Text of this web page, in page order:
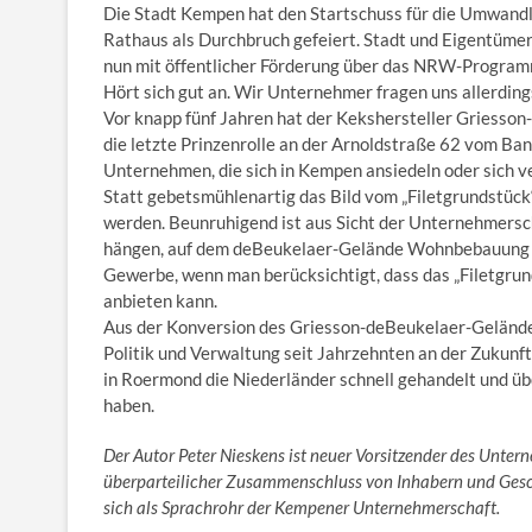
Die Stadt Kempen hat den Startschuss für die
Rathaus als Durchbruch gefeiert. Stadt und
nun mit öffentlicher Förderung über das NRW-
Hört sich gut an. Wir Unternehmer fragen uns
Vor knapp fünf Jahren hat der Kekshersteller
die letzte Prinzenrolle an der Arnoldstraße 62 vom
Unternehmen, die sich in Kempen ansiedeln oder sich
Statt gebetsmühlenartig das Bild vom
werden. Beunruhigend ist aus Sicht der
hängen, auf dem deBeukelaer-Gelände
Gewerbe, wenn man berücksichtigt, dass das
anbieten kann.
Aus der Konversion des Griesson-deBeukelaer-­
Politik und Verwaltung seit Jahrzehnten an der
in Roer­mond die Niederländer schnell gehandelt und
haben.
Der Autor Peter Nieskens ist neuer Vorsitzender des
überparteilicher Zusammenschluss von Inhabern und
sich als Sprachrohr der Kempener Unternehmerschaft.